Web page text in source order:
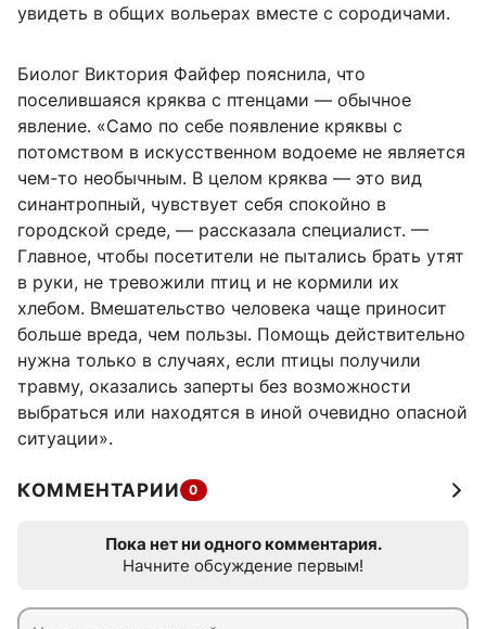
увидеть в общих вольерах вместе с сородичами.
Биолог Виктория Файфер пояснила, что
поселившаяся кряква с птенцами — обычное
явление. «Само по себе появление кряквы с
потомством в искусственном водоеме не является
чем-то необычным. В целом кряква — это вид
синантропный, чувствует себя спокойно в
городской среде, — рассказала специалист. —
Главное, чтобы посетители не пытались брать утят
в руки, не тревожили птиц и не кормили их
хлебом. Вмешательство человека чаще приносит
больше вреда, чем пользы. Помощь действительно
нужна только в случаях, если птицы получили
травму, оказались заперты без возможности
выбраться или находятся в иной очевидно опасной
ситуации».
КОММЕНТАРИИ 0
Пока нет ни одного комментария.
Начните обсуждение первым!